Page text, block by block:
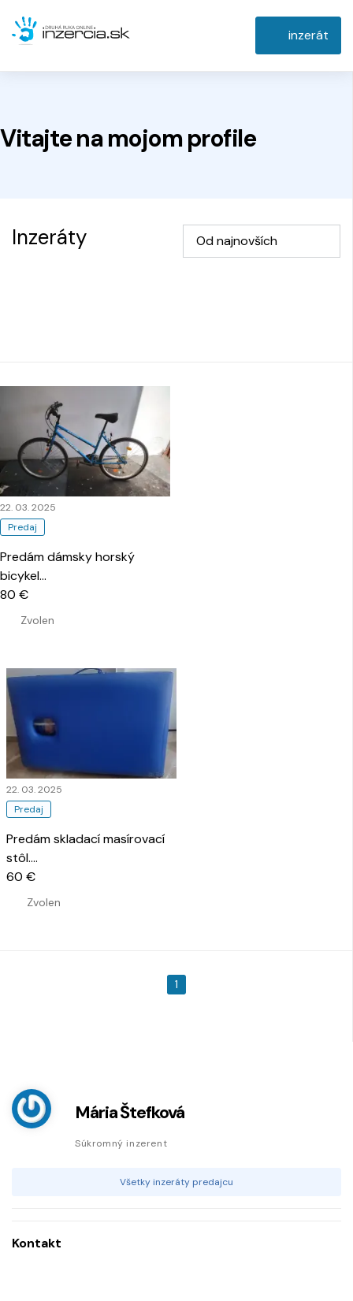
inzerát
Vitajte na mojom profile
Inzeráty Od najnovších
Predaj
22. 03. 2025
Predám dámsky horský
bicykel…
Zvolen
80 €
Predaj
22. 03. 2025
Predám skladací masírovací
stôl.…
Zvolen
60 €
1
Mária Štefková
Súkromný inzerent
Všetky inzeráty predajcu
Kontakt